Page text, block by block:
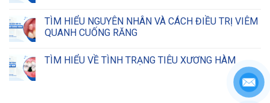
TÌM HIỂU NGUYÊN NHÂN VÀ CÁCH ĐIỀU TRỊ VIÊM
QUANH CUỐNG RĂNG
TÌM HIỂU VỀ TÌNH TRẠNG TIÊU XƯƠNG HÀM